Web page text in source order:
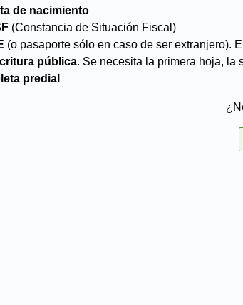
de nacimiento
(Constancia de Situación Fiscal)
(o pasaporte sólo en caso de ser extranjero).
pública. Se necesita la primera hoja, la
predial